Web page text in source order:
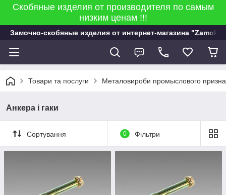
Скобяные изделия от производителя по самым
низким ценам !!!
Замочно-скобяные изделия от интернет-магазина "Zamok
Товари та послуги Металовироби промыслового
Анкера і гаки
Сортування 0 Фільтри